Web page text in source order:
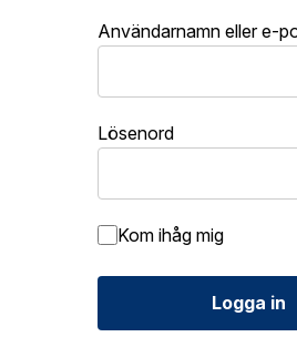
Användarnamn eller e-
Lösenord
Kom ihåg mig
Logga in